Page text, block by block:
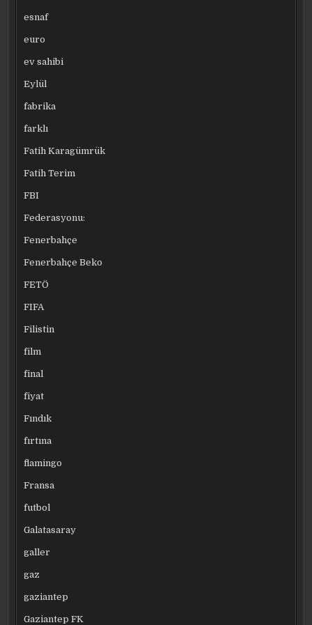
esnaf
euro
ev sahibi
Eylül
fabrika
farklı
Fatih Karagümrük
Fatih Terim
FBI
Federasyonu:
Fenerbahçe
Fenerbahçe Beko
FETÖ
FIFA
Filistin
film
final
fiyat
Fındık
fırtına
flamingo
Fransa
futbol
Galatasaray
galler
gaz
gaziantep
Gaziantep FK